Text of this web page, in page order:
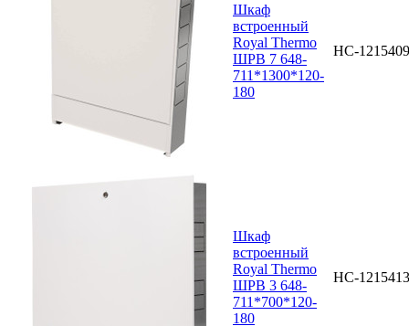
Шкаф
встроенный
Royal Thermo
ШРВ 7 648-
711*1300*120-
180
НС-1215409
Шкаф
встроенный
Royal Thermo
ШРВ 3 648-
711*700*120-
180
НС-1215413